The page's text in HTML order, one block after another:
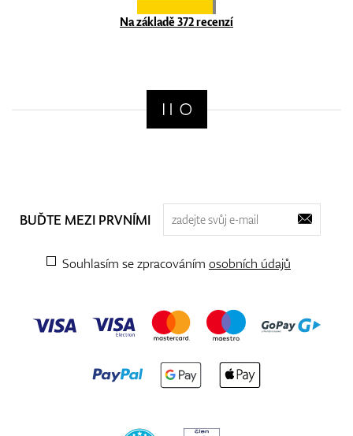
Na základě 372 recenzí
BUĎTE MEZI PRVNÍMI
Souhlasím se zpracováním osobních údajů